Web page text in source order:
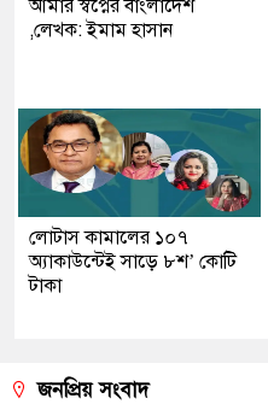
আমার স্বপ্নের বাংলাদেশ
,লেখক: ইমাম হাসান
লোটাস কামালের ১০৭
অ্যাকাউন্টেই সাড়ে ৮শ’ কোটি
টাকা
জনপ্রিয় সংবাদ